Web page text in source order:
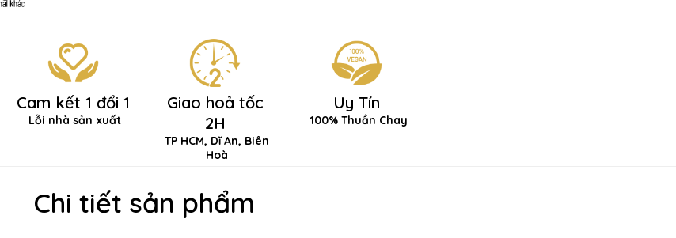
Cam kết 1 đổi 1
Lỗi nhà sản xuất
Giao hoả tốc
2H
TP HCM, Dĩ An, Biên
Hoà
Uy Tín
100% Thuần Chay
Chi tiết sản phẩm